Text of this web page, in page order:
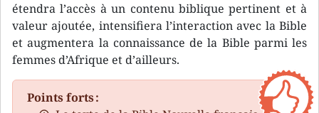
étendra l’accès à un contenu biblique pertinent et à
valeur ajoutée, intensifiera l’interaction avec la Bible
et augmentera la connaissance de la Bible parmi les
femmes d’Afrique et d’ailleurs.
Points forts :